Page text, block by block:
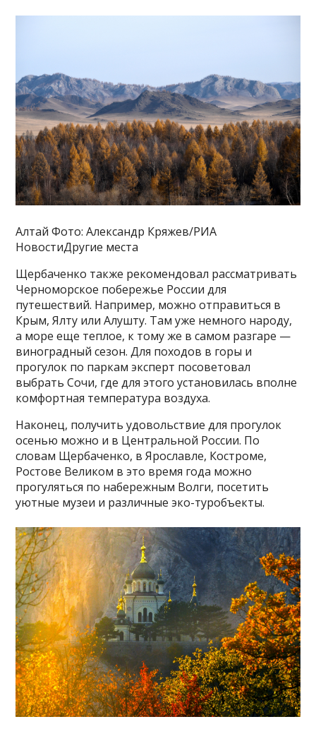
Алтай Фото: Александр Кряжев/РИА
НовостиДругие места
Щербаченко также рекомендовал рассматривать
Черноморское побережье России для
путешествий. Например, можно отправиться в
Крым, Ялту или Алушту. Там уже немного народу,
а море еще теплое, к тому же в самом разгаре —
виноградный сезон. Для походов в горы и
прогулок по паркам эксперт посоветовал
выбрать Сочи, где для этого установилась вполне
комфортная температура воздуха.
Наконец, получить удовольствие для прогулок
осенью можно и в Центральной России. По
словам Щербаченко, в Ярославле, Костроме,
Ростове Великом в это время года можно
прогуляться по набережным Волги, посетить
уютные музеи и различные эко-туробъекты.